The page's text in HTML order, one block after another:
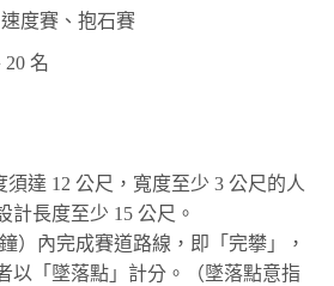
度賽、抱石賽
名
達 12 公尺，寬度至少 3 公尺的人
計長度至少 15 公尺。
）內完成賽道路線，即「完攀」，
以「墜落點」計分。（墜落點意指